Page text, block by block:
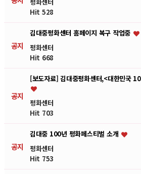
평화센터
Hit 528
공지
김대중평화센터 홈페이지 복구 작업중
평화센터
Hit 668
공지
[보도자료] 김대중평화센터,<대한민국
평화센터
Hit 703
공지
김대중 100년 평화페스티벌 소개
평화센터
Hit 753